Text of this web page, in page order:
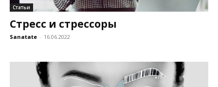
Статьи
Стресс и стрессоры
Sanatate - 16.06.2022